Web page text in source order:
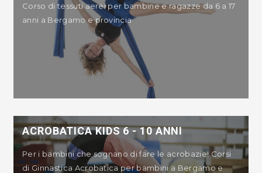
Corso di tessuti aerei per bambine e ragazze da 6 a 17
anni a Bergamo e provincia
ACROBATICA KIDS 6 - 10 ANNI
Per i bambini che sognano di fare le acrobazie! Corsi
di Ginnastica Acrobatica per bambini a Bergamo e